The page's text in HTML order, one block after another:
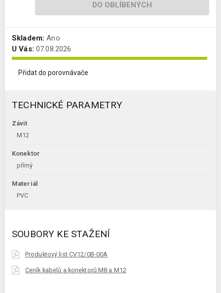
DO OBLÍBENÝCH
Skladem: Ano
U Vás: 07.08.2026
Přidat do porovnávače
TECHNICKÉ PARAMETRY
Závit
M12
Konektor
přímý
Materiál
PVC
SOUBORY KE STAŽENÍ
Produktový list CV12/0B-00A
Ceník kabelů a konektorů M8 a M12